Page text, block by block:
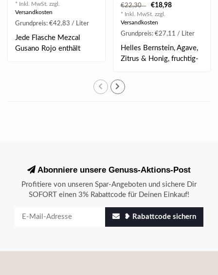
* Inkl. MwSt. zzgl.
Versandkosten
Grundpreis: €42,83 / Liter
Jede Flasche Mezcal
Gusano Rojo enthält
€22,30 €18,98
* Inkl. MwSt. zzgl.
Versandkosten
Grundpreis: €27,11 / Liter
Helles Bernstein, Agave,
Zitrus & Honig, fruchtig-
Abonniere unsere Genuss-Aktions-Post
Profitiere von unseren Spar-Angeboten und sichere Dir
SOFORT einen 3% Rabattcode für Deinen Einkauf!
❥ Rabattcode sichern